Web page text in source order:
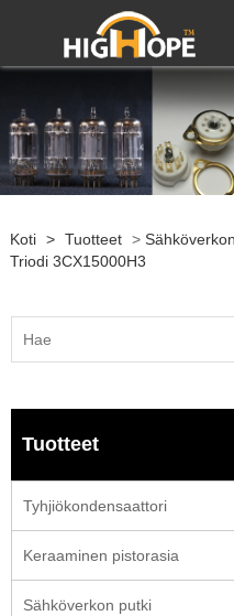
Koti > Tuotteet >
Triodi 3CX15000H3
Tuotteet
Tyhjiökondensaattori
Keraaminen pistorasia
Sähköverkon putki